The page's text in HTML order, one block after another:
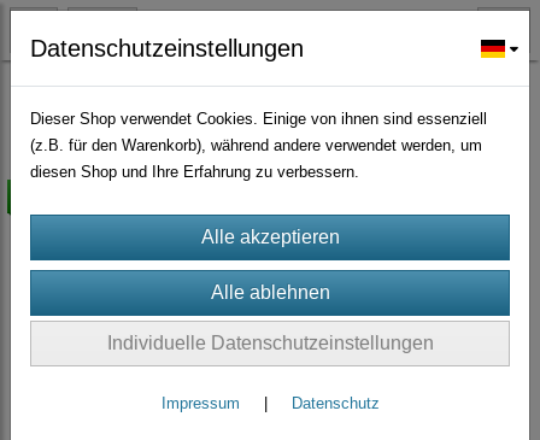
Schungit(12)
Datenschutzeinstellungen
Dieser Shop verwendet Cookies. Einige von ihnen sind essenziell
(z.B. für den Warenkorb), während andere verwendet werden, um
diesen Shop und Ihre Erfahrung zu verbessern.
Individuelle Datenschutzeinstellungen
Impressum Datenschutz